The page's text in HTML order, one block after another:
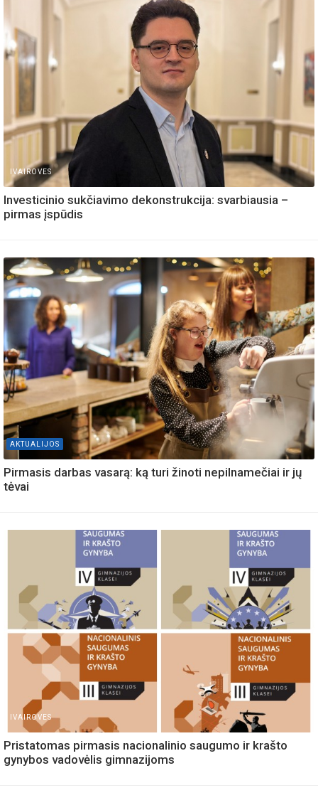
IVAIROVES
Investicinio sukčiavimo dekonstrukcija: svarbiausia –
pirmas įspūdis
AKTUALIJOS
Pirmasis darbas vasarą: ką turi žinoti nepilnamečiai ir jų
tėvai
IVAIROVES
Pristatomas pirmasis nacionalinio saugumo ir krašto
gynybos vadovėlis gimnazijoms